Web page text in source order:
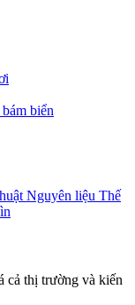
biển
Nguyên liệu Thế
cả thị trường và kiến